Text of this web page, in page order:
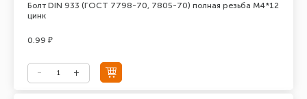
Болт DIN 933 (ГОСТ 7798-70, 7805-70) полная резьба М4*12
цинк
0.99 ₽